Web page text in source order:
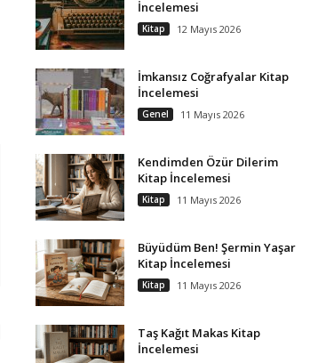
İncelemesi
Kitap 12 Mayıs 2026
İmkansız Coğrafyalar Kitap
İncelemesi
Genel 11 Mayıs 2026
Kendimden Özür Dilerim
Kitap İncelemesi
Kitap 11 Mayıs 2026
Büyüdüm Ben! Şermin Yaşar
Kitap İncelemesi
Kitap 11 Mayıs 2026
Taş Kağıt Makas Kitap
İncelemesi